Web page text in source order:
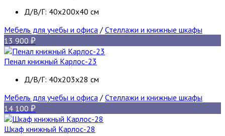
Д/В/Г: 40х200х40 см
Мебель для учебы и офиса / Стеллажи и книжные шкафы
13 900
Пенал книжный Карлос-23
Д/В/Г: 40х203х28 см
Мебель для учебы и офиса / Стеллажи и книжные шкафы
14 100
Шкаф книжный Карлос-28